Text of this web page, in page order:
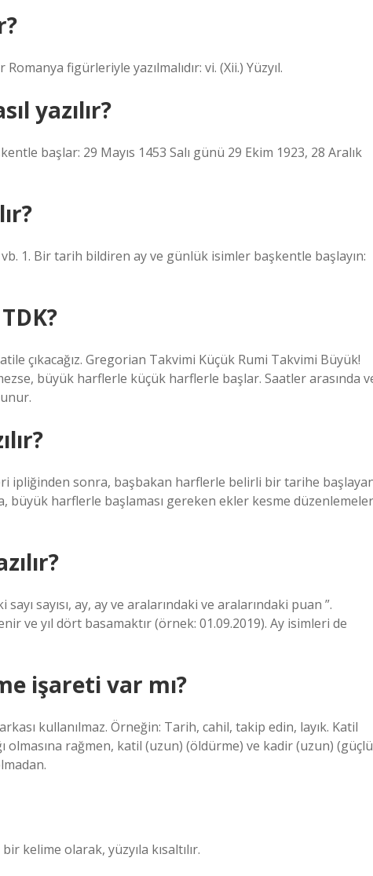
figürleriyle yazılmalıdır: vi. (Xii.) Yüzyıl.
yazılır?
başlar: 29 Mayıs 1453 Salı günü 29 Ekim 1923, 28 Aralık
1. Bir tarih bildiren ay ve günlük isimler başkentle başlayın:
çıkacağız. Gregorian Takvimi Küçük Rumi Takvimi Büyük!
büyük harflerle küçük harflerle başlar. Saatler arasında
ipliğinden sonra, başbakan harflerle belirli bir tarihe
büyük harflerle başlaması gereken ekler kesme
sayısı, ay, ay ve aralarındaki ve aralarındaki puan ”.
ve yıl dört basamaktır (örnek: 01.09.2019). Ay isimleri de
işareti var mı?
kullanılmaz. Örneğin: Tarih, cahil, takip edin, layık. Katil
olmasına rağmen, katil (uzun) (öldürme) ve kadir (uzun)
kelime olarak, yüzyıla kısaltılır.